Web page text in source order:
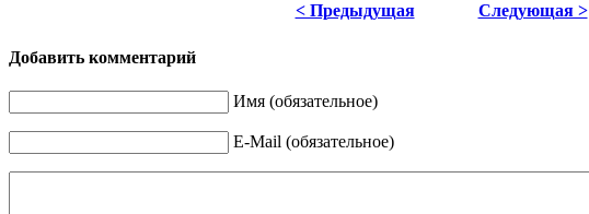
< Предыдущая Следующая >
Добавить комментарий
Имя (обязательное)
E-Mail (обязательное)